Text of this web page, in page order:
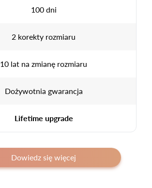
100 dni
2 korekty rozmiaru
10 lat na zmianę rozmiaru
Dożywotnia gwarancja
Lifetime upgrade
Dowiedz się więcej